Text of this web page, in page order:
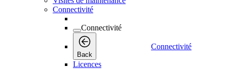
Connectivité
Connectivité
Back
Connectivité
Licences